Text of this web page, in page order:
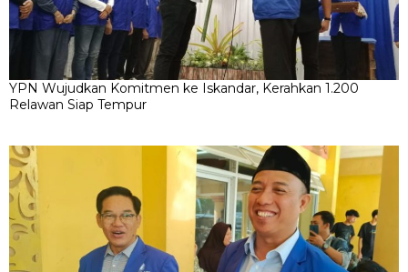
YPN Wujudkan Komitmen ke Iskandar, Kerahkan 1.200
Relawan Siap Tempur